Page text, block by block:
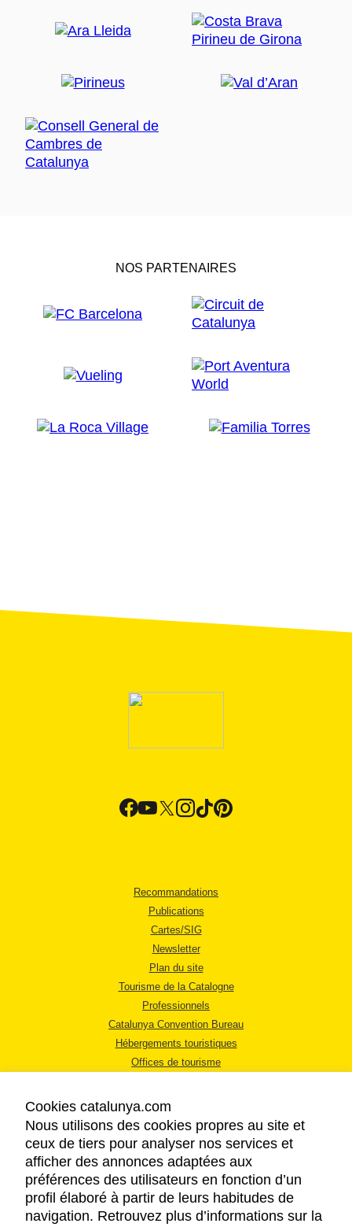
NOS PARTENAIRES
Recommandations
Publications
Cartes/SIG
Newsletter
Plan du site
Tourisme de la Catalogne
Professionnels
Catalunya Convention Bureau
Hébergements touristiques
Offices de tourisme
MENTIONS LÉGALES
RÈGLES DE CONFIDENTIALITÉ
COOKIES
Cookies catalunya.com
Nous utilisons des cookies propres au site et
ceux de tiers pour analyser nos services et
afficher des annonces adaptées aux
préférences des utilisateurs en fonction d’un
profil élaboré à partir de leurs habitudes de
navigation. Retrouvez plus d’informations sur la